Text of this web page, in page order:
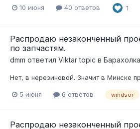
10 июня 40 ответов 1
Распродаю незаконченный
по запчастям.
dmm ответил Viktartopic в
Нет, в нерезиновой. Значит в Минске
5 июня 6 ответов windsor
Распродаю незаконченный